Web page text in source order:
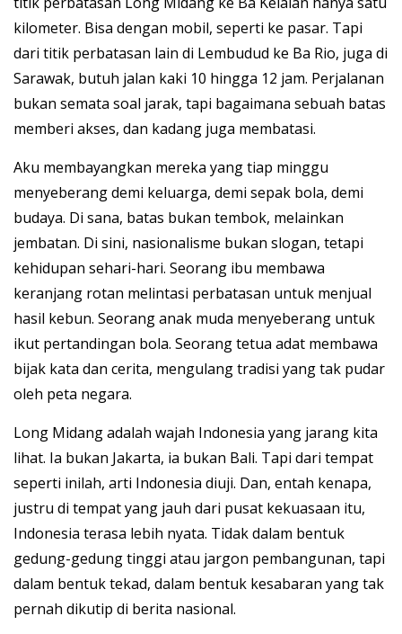
kilometer. Bisa dengan mobil, seperti ke pasar. Tapi
dari titik perbatasan lain di Lembudud ke Ba Rio, juga di
Sarawak, butuh jalan kaki 10 hingga 12 jam. Perjalanan
bukan semata soal jarak, tapi bagaimana sebuah batas
memberi akses, dan kadang juga membatasi.
Aku membayangkan mereka yang tiap minggu
menyeberang demi keluarga, demi sepak bola, demi
budaya. Di sana, batas bukan tembok, melainkan
jembatan. Di sini, nasionalisme bukan slogan, tetapi
kehidupan sehari-hari. Seorang ibu membawa
keranjang rotan melintasi perbatasan untuk menjual
hasil kebun. Seorang anak muda menyeberang untuk
ikut pertandingan bola. Seorang tetua adat membawa
bijak kata dan cerita, mengulang tradisi yang tak pudar
oleh peta negara.
Long Midang adalah wajah Indonesia yang jarang kita
lihat. Ia bukan Jakarta, ia bukan Bali. Tapi dari tempat
seperti inilah, arti Indonesia diuji. Dan, entah kenapa,
justru di tempat yang jauh dari pusat kekuasaan itu,
Indonesia terasa lebih nyata. Tidak dalam bentuk
gedung-gedung tinggi atau jargon pembangunan, tapi
dalam bentuk tekad, dalam bentuk kesabaran yang tak
pernah dikutip di berita nasional.